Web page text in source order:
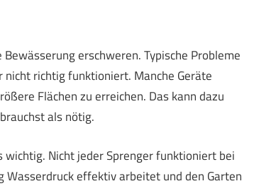
erschweren. Typische Probleme
richtig funktioniert. Manche Geräte
Flächen zu erreichen. Das kann dazu
als nötig.
Nicht jeder Sprenger funktioniert bei
Wasserdruck effektiv arbeitet und den Garten